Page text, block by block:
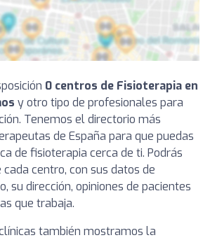
0 centros de Fisioterapia en
y otro tipo de profesionales para
Tenemos el directorio más
de España para que puedas
de fisioterapia cerca de ti. Podrás
centro, con sus datos de
su dirección, opiniones de pacientes
que trabaja.
también mostramos la